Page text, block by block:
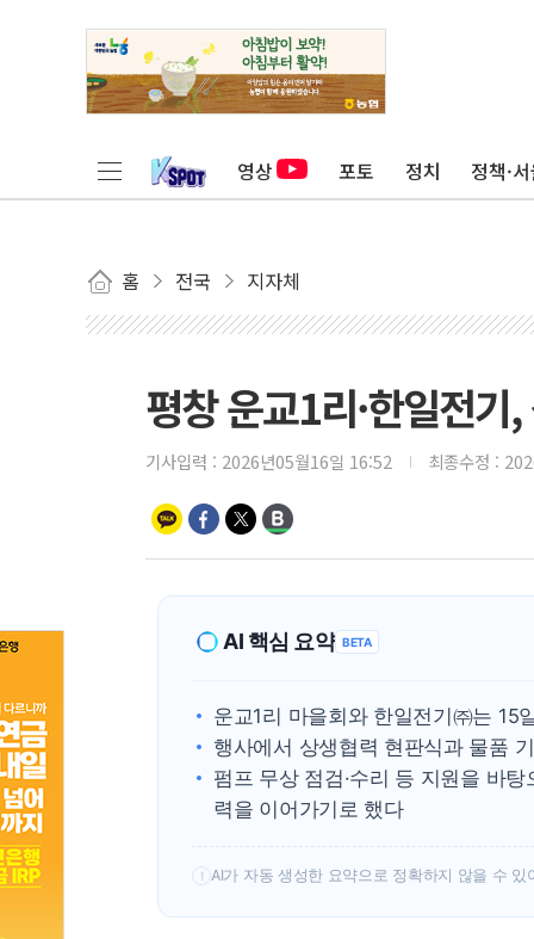
영상 포토 정치 정책·
홈 전국 지자체
평창 운교1리·한일전
기사입력 : 2026년05월16일 16:52 최종수정 :
AI 핵심 요약 BETA
운교1리 마을회와 한일전기㈜는 15
행사에서 상생협력 현판식과 물품
펌프 무상 점검·수리 등 지원을 바
력을 이어가기로 했다
! AI가 자동 생성한 요약으로 정확하지 않을 수 있